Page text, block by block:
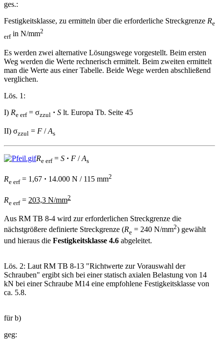
ges.:
Festigkeitsklasse, zu ermitteln über die erforderliche Streckgrenze Re
erfin N/mm2
Es werden zwei alternative Lösungswege vorgestellt. Beim ersten
Weg werden die Werte rechnerisch ermittelt. Beim zweiten ermittelt
man die Werte aus einer Tabelle. Beide Wege werden abschließend
verglichen.
Lös. 1:
I) Re erf= σzzul · S lt. Europa Tb. Seite 45
II) σzzul = F /As
Re erf= S · F /As
Re erf= 1,67 · 14.000 N / 115 mm2
Re erf= 203,3 N/mm2
Aus RM TB 8-4 wird zur erforderlichen Streckgrenze die
nächstgrößere definierte Streckgrenze (Re = 240 N/mm2) gewählt
und hieraus die Festigkeitsklasse 4.6 abgeleitet.
Lös. 2: Laut RM TB 8-13 "Richtwerte zur Vorauswahl der
Schrauben" ergibt sich bei einer statisch axialen Belastung von 14
kN bei einer Schraube M14 eine empfohlene Festigkeitsklasse von
ca. 5.8.
für b)
geg: